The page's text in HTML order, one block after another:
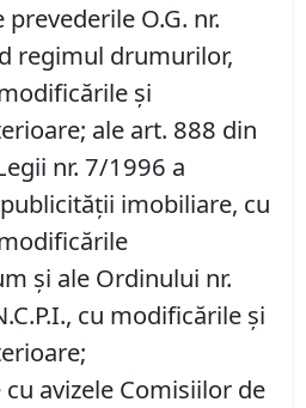
O.G. nr.
regimul drumurilor,
şi
ale art. 888 din
nr. 7/1996 a
imobiliare, cu
și ale Ordinului nr.
cu modificările și
avizele Comisiilor de